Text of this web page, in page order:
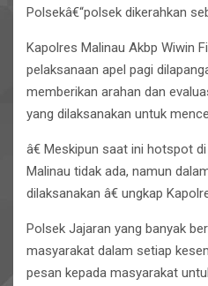
Polsekâ€“polsek dikerahkan
Kapolres Malinau Akbp Wiwin
pelaksanaan apel pagi
memberikan arahan dan
yang dilaksanakan untuk
â€ Meskipun saat ini hotspot
Malinau tidak ada, namun
dilaksanakan â€ ungkap
Polsek Jajaran yang banyak
masyarakat dalam setiap
pesan kepada masyarakat